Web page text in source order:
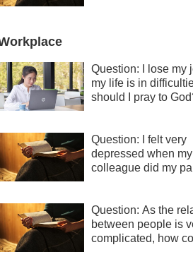
Question: I lose my
my life is in
should I pray to
Question: I felt very
depressed when my
colleague did my
a minor role, so
the motivation for my
work, what should I
Question: As the
between people is
complicated, how